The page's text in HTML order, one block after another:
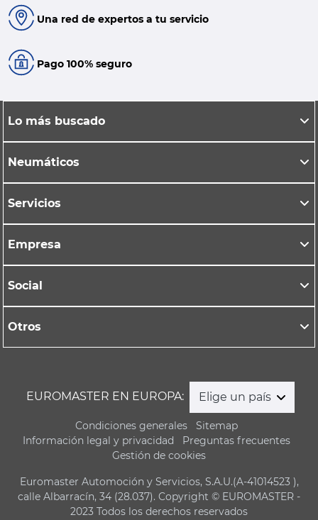
Una red de expertos a tu servicio
Pago 100% seguro
Lo más buscado
Neumáticos
Servicios
Empresa
Social
Otros
EUROMASTER EN EUROPA: Elige un país
Condiciones generales
Sitemap
Información legal y privacidad
Preguntas frecuentes
Gestión de cookies
Euromaster Automoción y Servicios, S.A.U.(A-41014523 ),
calle Albarracín, 34 (28.037). Copyright © EUROMASTER -
2023 Todos los derechos reservados